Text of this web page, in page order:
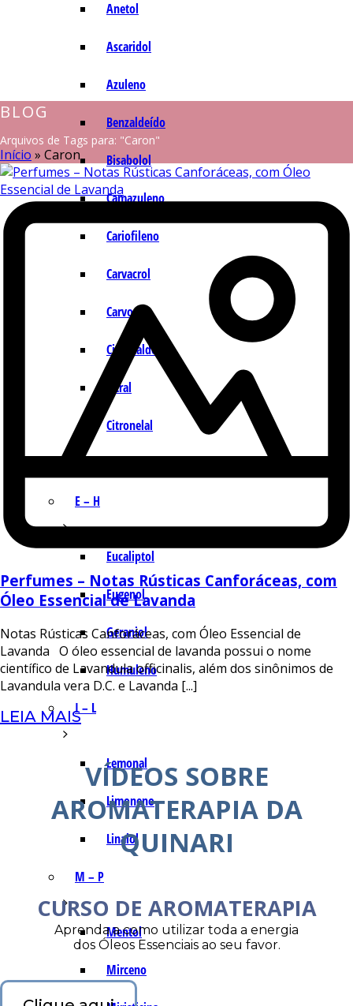
Anetol
Ascaridol
Azuleno
Benzaldeído
Bisabolol
Camazuleno
Cariofileno
Carvacrol
Carvona
Cinamaldeído
Citral
Citronelal
E – H
Eucaliptol
Eugenol
Geraniol
Humuleno
I – L
Lemonal
Limoneno
Linalol
M – P
Mentol
Mirceno
BLOG
Arquivos de Tags para: "Caron"
Início » Caron
Perfumes – Notas Rústicas Canforáceas, com
Óleo Essencial de Lavanda
Notas Rústicas Canforáceas, com Óleo Essencial de
Lavanda O óleo essencial de lavanda possui o nome
científico de Lavandula officinalis, além dos sinônimos de
Lavandula vera D.C. e Lavanda [...]
LEIA MAIS
VÍDEOS SOBRE
AROMATERAPIA DA
QUINARI
CURSO DE AROMATERAPIA
Aprenda a como utilizar toda a energia
dos Óleos Essenciais ao seu favor.